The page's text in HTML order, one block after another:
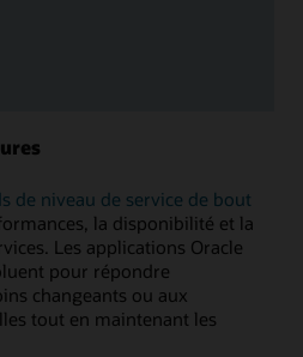
de niveau de service de bout
la disponibilité et la
Les applications Oracle
pour répondre
changeants ou aux
tout en maintenant les